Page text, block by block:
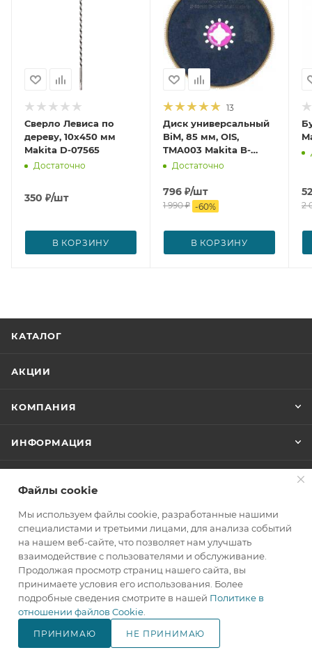
В КОРЗИНУ
Сверло Левиса по
дереву, 10x450 мм
Makita D-07565
Достаточно
350 ₽/шт
В КОРЗИНУ
13
Диск универсальный
BiM, 85 мм, OIS,
TMA003 Makita B-
21294
Достаточно
796 ₽/шт
1 990₽ -60%
В КОРЗИНУ
2
КАТАЛОГ
АКЦИИ
КОМПАНИЯ
ИНФОРМАЦИЯ
+7(800)707-67-25
ЗАКАЗАТЬ ЗВОНОК
info@makita.one
105122, г. Москва, м. Черкизовская
(МЦК Локомотив), Щелковское
шоссе дом 3, стр. 1, ТЦ "Город
Хобби", корпус Б, 4 этаж, павильон
Файлы cookie
Мы используем файлы cookie, разработанные нашими
специалистами и третьими лицами, для анализа событий
на нашем веб-сайте, что позволяет нам улучшать
взаимодействие с пользователями и обслуживание.
Продолжая просмотр страниц нашего сайта, вы
принимаете условия его использования. Более
подробные сведения смотрите в нашей Политике в
отношении файлов Cookie
ПРИНИМАЮ НЕ ПРИНИМАЮ